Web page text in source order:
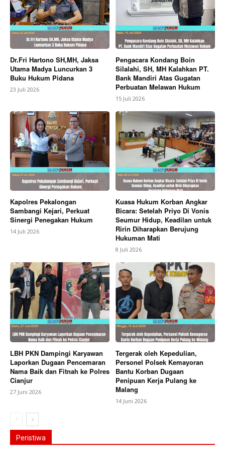
Dr.Fri Hartono SH,MH, Jaksa
Utama Madya Luncurkan 3
Buku Hukum Pidana
23 Juli 2026
Pengacara Kondang Boin
Silalahi, SH, MH Kalahkan PT.
Bank Mandiri Atas Gugatan
Perbuatan Melawan Hukum
15 Juli 2026
Kapolres Pekalongan
Sambangi Kejari, Perkuat
Sinergi Penegakan Hukum
14 Juli 2026
Kuasa Hukum Korban Angkar
Bicara: Setelah Priyo Di Vonis
Seumur Hidup, Keadilan untuk
Ririn Diharapkan Berujung
Hukuman Mati
8 Juli 2026
LBH PKN Dampingi Karyawan
Laporkan Dugaan Pencemaran
Nama Baik dan Fitnah ke Polres
Cianjur
27 Juni 2026
Tergerak oleh Kepedulian,
Personel Polsek Kemayoran
Bantu Korban Dugaan
Penipuan Kerja Pulang ke
Malang
14 Juni 2026
Peristiwa